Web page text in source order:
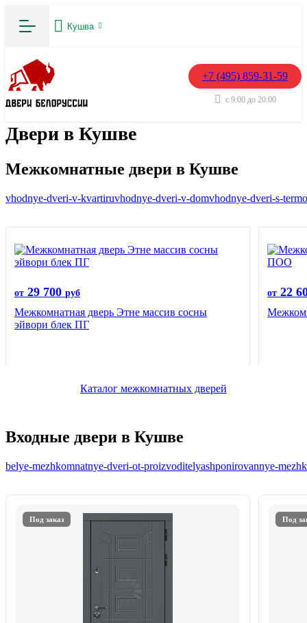
Кушва
+7 (495) 859-31-59
с 9:00 до 20:00
Двери в Кушве
Межкомнатные двери в Кушве
vhodnye-dveri-v-kvartiruvhodnye-dveri-v-domvhodnye-dveri-s-
от 29 700 руб
Межкомнатная дверь Этне массив сосны
эйвори блек ПГ
от 22
Каталог межкомнатных дверей
Входные двери в Кушве
belye-mezhkomnatnye-dveri-ot-proizvoditelyashponirovannye-
Под заказ Под